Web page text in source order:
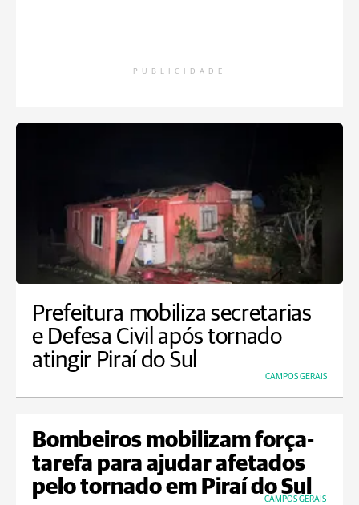
PUBLICIDADE
Prefeitura mobiliza secretarias
e Defesa Civil após tornado
atingir Piraí do Sul
CAMPOS GERAIS
Bombeiros mobilizam força-
tarefa para ajudar afetados
pelo tornado em Piraí do Sul
CAMPOS GERAIS